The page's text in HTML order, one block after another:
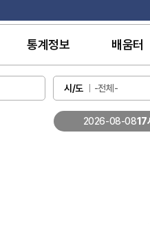
통계정보 배움터
시/도
2026-08-0817